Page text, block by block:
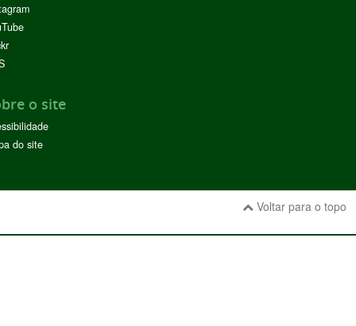
o site
do site
Voltar para o topo